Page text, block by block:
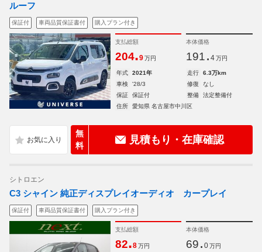
ルーフ
保証付 車両品質保証書付 購入プラン付き
支払総額
204.9 万円
本体価格
191. 4 万円
年式 2021年 走行
6.3万km
車検
'28/3 修復
なし
保証
保証付 整備
法定整備付
住所
愛知県 名古屋市中川区
無
料
見積もり・在庫確認
シトロエン
C3 シャイン 純正ディスプレイオーディオ カープレイ
保証付 車両品質保証書付 購入プラン付き
支払総額
82.8 万円
本体価格
69. 0 万円